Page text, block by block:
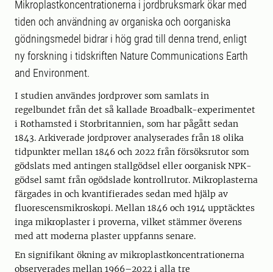
Mikroplastkoncentrationerna i jordbruksmark ökar med
tiden och användning av organiska och oorganiska
gödningsmedel bidrar i hög grad till denna trend, enligt
ny forskning i tidskriften Nature Communications Earth
and Environment.
I studien användes jordprover som samlats in
regelbundet från det så kallade Broadbalk-experimentet
i Rothamsted i Storbritannien, som har pågått sedan
1843. Arkiverade jordprover analyserades från 18 olika
tidpunkter mellan 1846 och 2022 från försöksrutor som
gödslats med antingen stallgödsel eller oorganisk NPK-
gödsel samt från ogödslade kontrollrutor. Mikroplasterna
färgades in och kvantifierades sedan med hjälp av
fluorescensmikroskopi. Mellan 1846 och 1914 upptäcktes
inga mikroplaster i proverna, vilket stämmer överens
med att moderna plaster uppfanns senare.
En signifikant ökning av mikroplastkoncentrationerna
observerades mellan 1966–2022 i alla tre